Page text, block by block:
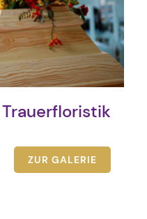
Trauerfloristik
ZUR GALERIE